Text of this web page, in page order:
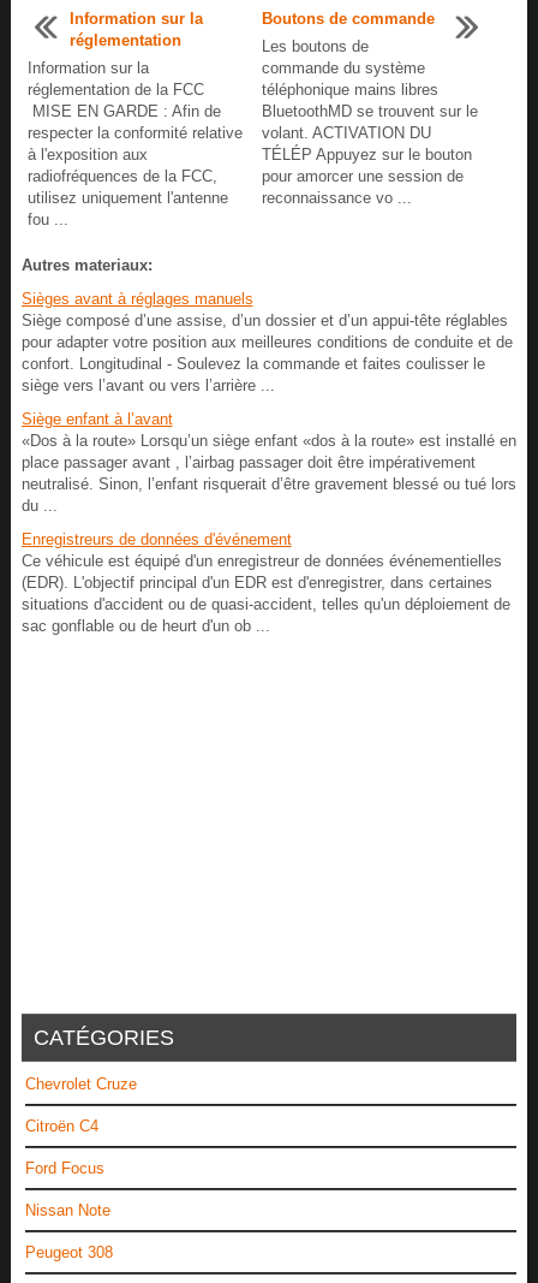
Information sur la
réglementation
Information sur la
réglementation de la FCC
MISE EN GARDE : Afin de
respecter la conformité relative
à l'exposition aux
radiofréquences de la FCC,
utilisez uniquement l'antenne
fou ...
Boutons de commande
Les boutons de
commande du système
téléphonique mains libres
BluetoothMD se trouvent sur le
volant. ACTIVATION DU
TÉLÉP Appuyez sur le bouton
pour amorcer une session de
reconnaissance vo ...
Autres materiaux:
Sièges avant à réglages manuels
Siège composé d’une assise, d’un dossier et d’un appui-tête réglables
pour adapter votre position aux meilleures conditions de conduite et de
confort. Longitudinal - Soulevez la commande et faites coulisser le
siège vers l’avant ou vers l’arrière ...
Siège enfant à l’avant
«Dos à la route» Lorsqu’un siège enfant «dos à la route» est installé en
place passager avant , l’airbag passager doit être impérativement
neutralisé. Sinon, l’enfant risquerait d’être gravement blessé ou tué lors
du ...
Enregistreurs de données d'événement
Ce véhicule est équipé d'un enregistreur de données événementielles
(EDR). L'objectif principal d'un EDR est d'enregistrer, dans certaines
situations d'accident ou de quasi-accident, telles qu'un déploiement de
sac gonflable ou de heurt d'un ob ...
CATÉGORIES
Chevrolet Cruze
Citroën C4
Ford Focus
Nissan Note
Peugeot 308